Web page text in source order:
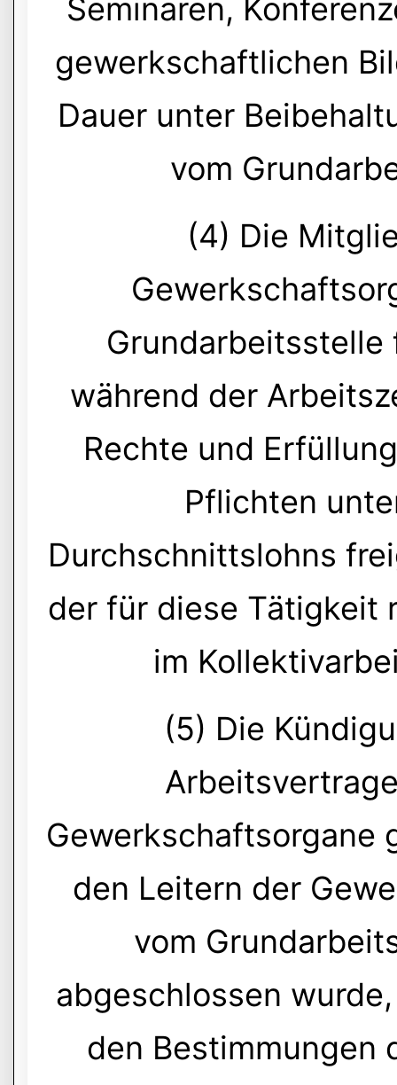
Seminaren,
gewerkschaftlichen
Dauer unter
vom
(4) Die
während der
Rechte und
Pflichten
Durchschnittslohns
der für diese Tätigkeit
im
(5) Die
Gewerkschaftsorgane
den Leitern der
vom
abgeschlossen
den Bestimmungen